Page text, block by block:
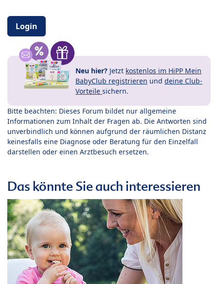
Login
Neu hier? Jetzt kostenlos im HiPP Mein
BabyClub registrieren und deine Club-
Vorteile sichern.
Bitte beachten: Dieses Forum bildet nur allgemeine
Informationen zum Inhalt der Fragen ab. Die Antworten sind
unverbindlich und können aufgrund der räumlichen Distanz
keinesfalls eine Diagnose oder Beratung für den Einzelfall
darstellen oder einen Arztbesuch ersetzen.
Das könnte Sie auch interessieren